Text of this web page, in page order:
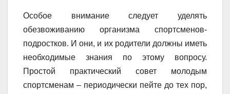
Особое внимание следует уделять
обезвоживанию организма спортсменов-
подростков. И они, и их родители должны иметь
необходимые знания по этому вопросу.
Простой практический совет молодым
спортсменам – периодически пейте до тех пор,